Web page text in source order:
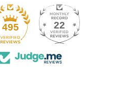
495 22